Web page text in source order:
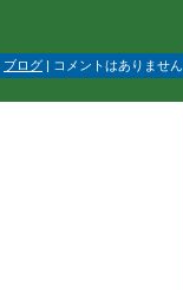
ブログ | コメントはありません